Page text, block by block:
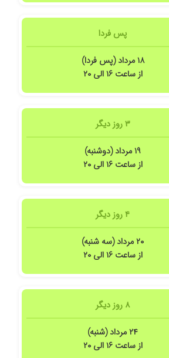
پس فردا
۱۸ مرداد (پس فردا)
از ساعت ۱۶ الی ۲۰
۳ روز دیگر
۱۹ مرداد (دوشنبه)
از ساعت ۱۶ الی ۲۰
۴ روز دیگر
۲۰ مرداد (سه شنبه)
از ساعت ۱۶ الی ۲۰
۸ روز دیگر
۲۴ مرداد (شنبه)
از ساعت ۱۶ الی ۲۰